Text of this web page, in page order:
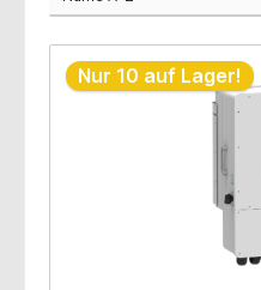
Nur 10 auf Lager!